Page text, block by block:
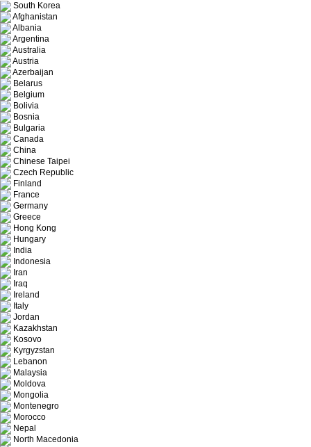
South Korea
Afghanistan
Albania
Argentina
Australia
Austria
Azerbaijan
Belarus
Belgium
Bolivia
Bosnia
Bulgaria
Canada
China
Chinese Taipei
Czech Republic
Finland
France
Germany
Greece
Hong Kong
Hungary
India
Indonesia
Iran
Iraq
Ireland
Italy
Jordan
Kazakhstan
Kosovo
Kyrgyzstan
Lebanon
Malaysia
Moldova
Mongolia
Montenegro
Morocco
Nepal
North Macedonia